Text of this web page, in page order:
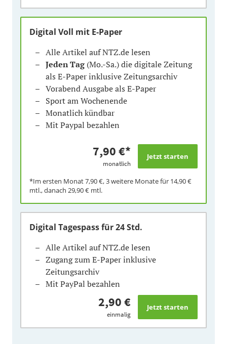
Digital Voll mit E-Paper
Alle Artikel auf NTZ.de lesen
Jeden Tag(Mo.-Sa.) die digitale Zeitung
als E-Paper inklusive Zeitungsarchiv
Vorabend Ausgabe als E-Paper
Sport am Wochenende
Monatlich kündbar
Mit Paypal bezahlen
7,90 €*
monatlich
*Im ersten Monat7,90 €, 3 weitere Monate für 14,90 €
mtl., danach 29,90 € mtl.
Digital Tagespassfür 24 Std.
Alle Artikel auf NTZ.de lesen
Zugang zum E-Paper inklusive
Zeitungsarchiv
Mit PayPal bezahlen
2,90 €
einmalig